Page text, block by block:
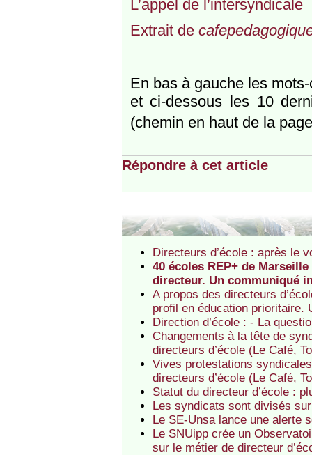
L’appel de l’intersyndicale
Extrait de
En bas à gauche les mots-
et ci-dessous les 10
(chemin en haut de la
Répondre à cet article
Directeurs d’école : après le
40 écoles REP+ de
directeur. Un communiqué
A propos des directeurs
profil en éducation prioritaire.
Direction d’école : - La
Changements à la tête de
directeurs d’école (Le Café,
Vives protestations
directeurs d’école (Le Café,
Statut du directeur d’école :
Les syndicats sont divisés
Le SE-Unsa lance une alerte
Le SNUipp crée un
sur le métier de directeur